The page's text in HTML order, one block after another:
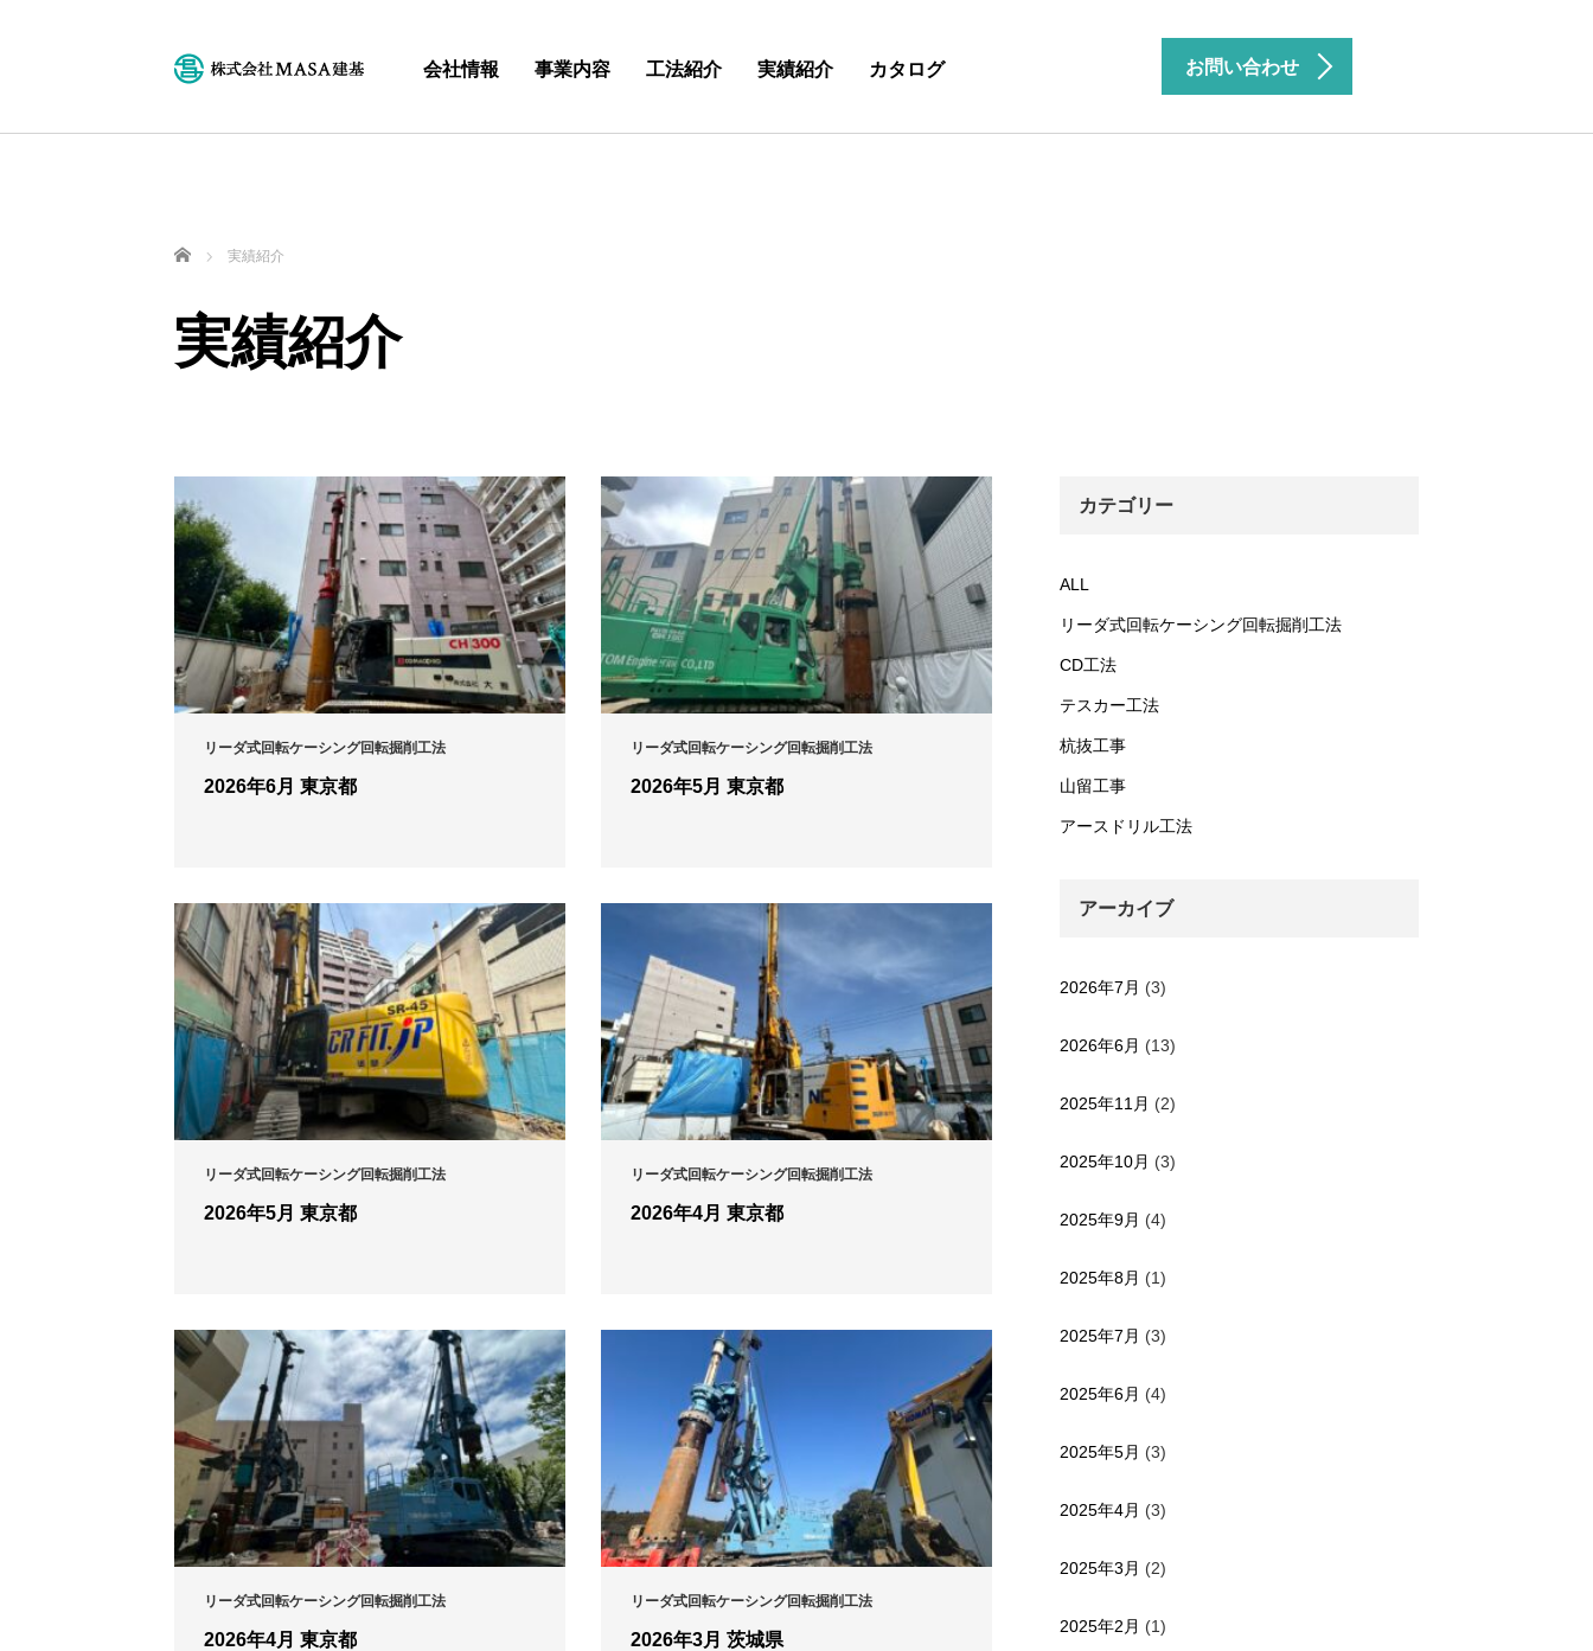
会社情報 事業内容 工法紹介 実績紹介 カタログ お問い合わせ
Home 実績紹介
実績紹介
リーダ式回転ケーシング回転掘削工法
2026年6月 東京都
リーダ式回転ケーシング回転掘削工法
2026年5月 東京都
リーダ式回転ケーシング回転掘削工法
2026年5月 東京都
リーダ式回転ケーシング回転掘削工法
2026年4月 東京都
リーダ式回転ケーシング回転掘削工法
2026年4月 東京都
リーダ式回転ケーシング回転掘削工法
2026年3月 茨城県
カテゴリー
ALL
リーダ式回転ケーシング回転掘削工法
CD工法
テスカー工法
杭抜工事
山留工事
アースドリル工法
アーカイブ
2026年7月 (3)
2026年6月 (13)
2025年11月 (2)
2025年10月 (3)
2025年9月 (4)
2025年8月 (1)
2025年7月 (3)
2025年6月 (4)
2025年5月 (3)
2025年4月 (3)
2025年3月 (2)
2025年2月 (1)